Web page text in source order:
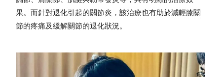
果。而針對退化引起的關節炎，該治療也有助於減輕膝關
節的疼痛及緩解關節的退化狀況。